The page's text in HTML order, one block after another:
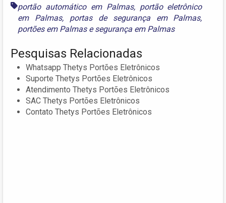
portão automático em Palmas, portão eletrônico
em Palmas, portas de segurança em Palmas,
portões em Palmasesegurança em Palmas
Pesquisas Relacionadas
Whatsapp Thetys Portões Eletrônicos
Suporte Thetys Portões Eletrônicos
Atendimento Thetys Portões Eletrônicos
SAC Thetys Portões Eletrônicos
Contato Thetys Portões Eletrônicos